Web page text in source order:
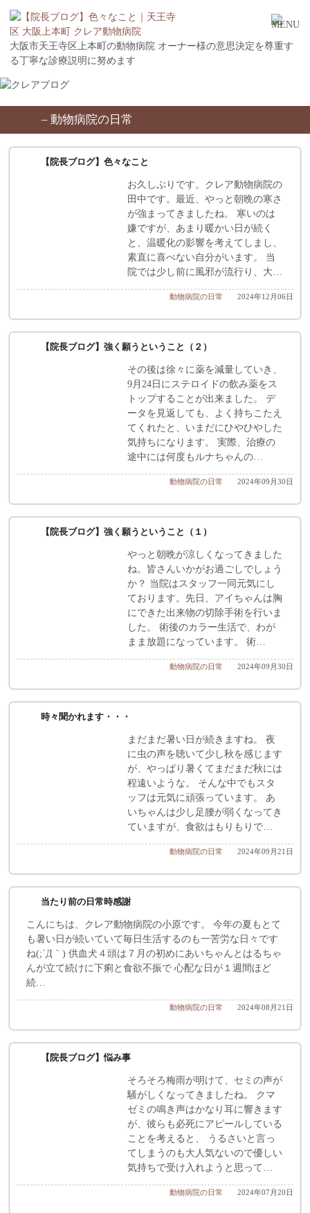
大阪市天王寺区上本町の動物病院 オーナー様の意思決定を尊重す
る丁寧な診療説明に努めます
– 動物病院の日常
【院長ブログ】色々なこと
お久しぶりです。クレア動物病院の
田中です。最近、やっと朝晩の寒さ
が強まってきましたね。 寒いのは
嫌ですが、あまり暖かい日が続く
と、温暖化の影響を考えてしまし、
素直に喜べない自分がいます。 当
院では少し前に風邪が流行り、大…
2024年12月06日
動物病院の日常
【院長ブログ】強く願うということ（２）
その後は徐々に薬を減量していき、
9月24日にステロイドの飲み薬をス
トップすることが出来ました。 デ
ータを見返しても、よく持ちこたえ
てくれたと、いまだにひやひやした
気持ちになります。 実際、治療の
途中には何度もルナちゃんの…
2024年09月30日
動物病院の日常
【院長ブログ】強く願うということ（１）
やっと朝晩が涼しくなってきました
ね。皆さんいかがお過ごしでしょう
か？ 当院はスタッフ一同元気にし
ております。先日、アイちゃんは胸
にできた出来物の切除手術を行いま
した。 術後のカラー生活で、わが
まま放題になっています。 術…
2024年09月30日
動物病院の日常
時々聞かれます・・・
まだまだ暑い日が続きますね。 夜
に虫の声を聴いて少し秋を感じます
が、やっぱり暑くてまだまだ秋には
程遠いような。 そんな中でもスタ
ッフは元気に頑張っています。 あ
いちゃんは少し足腰が弱くなってき
ていますが、食欲はもりもりで…
2024年09月21日
動物病院の日常
当たり前の日常時感謝
こんにちは、クレア動物病院の小原です。 今年の夏もとて
も暑い日が続いていて毎日生活するのも一苦労な日々です
ね(;´Д｀) 供血犬４頭は７月の初めにあいちゃんとはるちゃ
んが立て続けに下痢と食欲不振で 心配な日が１週間ほど
続…
2024年08月21日
動物病院の日常
【院長ブログ】悩み事
そろそろ梅雨が明けて、セミの声が
騒がしくなってきましたね。 クマ
ゼミの鳴き声はかなり耳に響きます
が、彼らも必死にアピールしている
ことを考えると、 うるさいと言っ
てしまうのも大人気ないので優しい
気持ちで受け入れようと思って…
2024年07月20日
動物病院の日常